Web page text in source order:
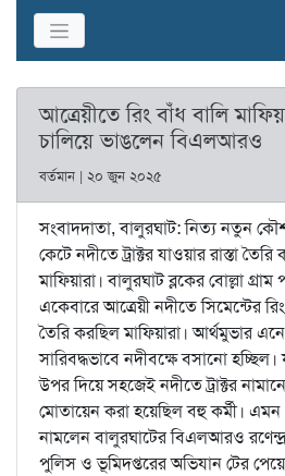
আত্রেয়ীতে রিং বাঁধ বালি
চালিয়ে ভাঙলেন বিএলআরও
বর্তমান | ২০ জুন ২০২৫
সংবাদদাতা, বালুরঘাট: নিত্য নতুন
কেটে নদীতে ট্রাক্টর যাওয়ার রাস্তা
মাফিয়ারা। বালুরঘাট ব্লকের বোল্লা
একেবারে আত্রেয়ী নদীতে সিমেন্টের
তৈরি করছিল মাফিয়ারা। আর্থমুভার
সারিবদ্ধভাবে নদীবক্ষে বসানো
উপর দিয়ে সহজেই নদীতে ট্রাক্টর
মোতায়েন করা হয়েছিল বহু কর্মী।
নামলেন বালুরঘাটের বিএলআরও
পুলিস ও ভূমিদপ্তরের অভিযান টের পেয়ে